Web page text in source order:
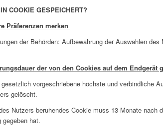
COOKIE GESPEICHERT?
Präferenzen merken
der Behörden: Aufbewahrung der Auswahlen
der von den Cookies auf dem Endgerät
vorgeschriebene höchste und verbindliche
gelöscht.
Nutzers beruhendes Cookie muss 13 Monate
gegeben hat.